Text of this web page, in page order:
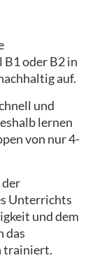
oder B2 in
auf.
und
lernen
von nur 4-
Unterrichts
und dem
das
trainiert.